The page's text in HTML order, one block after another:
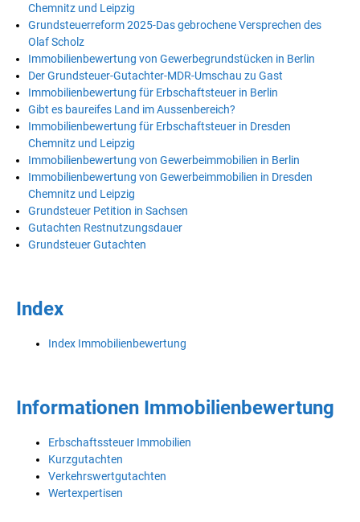
Chemnitz und Leipzig
Grundsteuerreform 2025-Das gebrochene Versprechen des
Olaf Scholz
Immobilienbewertung von Gewerbegrundstücken in Berlin
Der Grundsteuer-Gutachter-MDR-Umschau zu Gast
Immobilienbewertung für Erbschaftsteuer in Berlin
Gibt es baureifes Land im Aussenbereich?
Immobilienbewertung für Erbschaftsteuer in Dresden
Chemnitz und Leipzig
Immobilienbewertung von Gewerbeimmobilien in Berlin
Immobilienbewertung von Gewerbeimmobilien in Dresden
Chemnitz und Leipzig
Grundsteuer Petition in Sachsen
Gutachten Restnutzungsdauer
Grundsteuer Gutachten
Index
Index Immobilienbewertung
Informationen Immobilienbewertung
Erbschaftssteuer Immobilien
Kurzgutachten
Verkehrswertgutachten
Wertexpertisen